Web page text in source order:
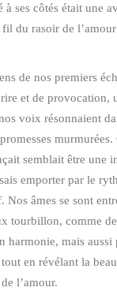
à ses côtés était une
fil du rasoir de
de nos premiers
et de provocation,
voix résonnaient
semblait être une
emporter par le
Nos âmes se sont
tourbillon, comme
harmonie, mais aussi
en révélant la
l’amour.